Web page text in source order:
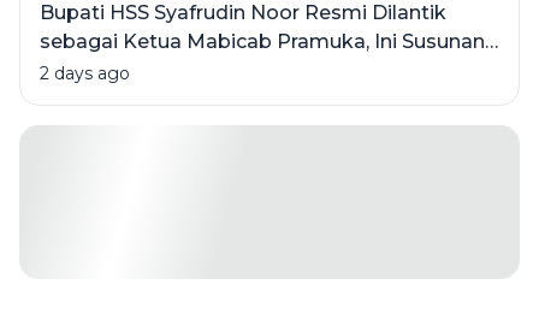
Bupati HSS Syafrudin Noor Resmi Dilantik
sebagai Ketua Mabicab Pramuka, Ini Susunan
Pengurus 2025-2030
2 days ago